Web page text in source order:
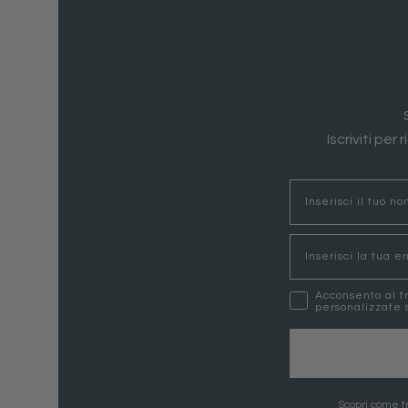
Iscriviti per
nome
Email
marketing
Acconsento al
personalizzate
Scopri come